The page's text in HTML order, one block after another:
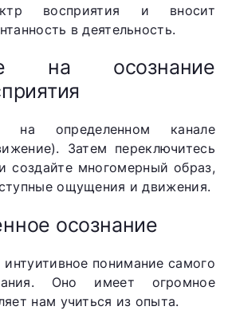
восприятия и вносит
в деятельность.
на осознание
на определенном канале
Затем переключитесь
создайте многомерный образ,
ощущения и движения.
осознание
понимание самого
Оно имеет огромное
нам учиться из опыта.